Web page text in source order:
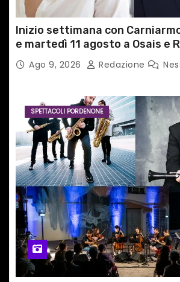
Inizio settimana con
e martedì 11 agosto a Osais e
Ago 9, 2026 Redazione
SPETTACOLI PORDENONE